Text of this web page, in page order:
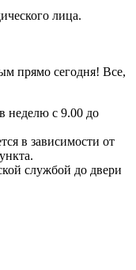
лица.
прямо сегодня! Все,
неделю с 9.00 до
в зависимости от
службой до двери